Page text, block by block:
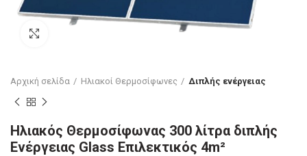
Αρχική σελίδα Ηλιακοί Θερμοσίφωνες Διπλής ενέργειας
Ηλιακός Θερμοσίφωνας 300 λίτρα διπλής
Ενέργειας Glass Επιλεκτικός 4m²